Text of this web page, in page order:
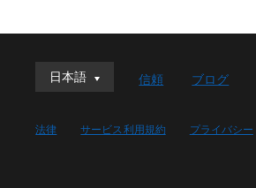
日本語
日本語
English (UK)
信頼 ブログ
法律 サービス利用規約 プライバシー